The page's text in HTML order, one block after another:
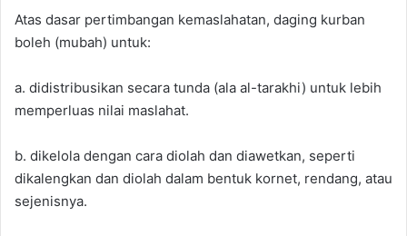
Atas dasar pertimbangan kemaslahatan, daging kurban
boleh (mubah) untuk:
a. didistribusikan secara tunda (ala al-tarakhi) untuk lebih
memperluas nilai maslahat.
b. dikelola dengan cara diolah dan diawetkan, seperti
dikalengkan dan diolah dalam bentuk kornet, rendang, atau
sejenisnya.